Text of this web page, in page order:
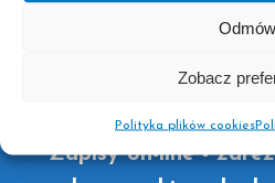
Odmów
Zobacz
Polityka plików cookies
aby podjąć naukę w jednej ze
Zapisy on-line -